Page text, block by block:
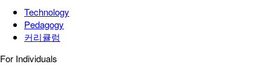
Technology
Pedagogy
커리큘럼
For Individuals